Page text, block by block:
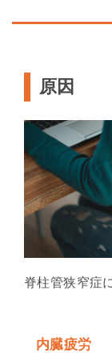
原因
脊柱管狭窄症
内臓疲労